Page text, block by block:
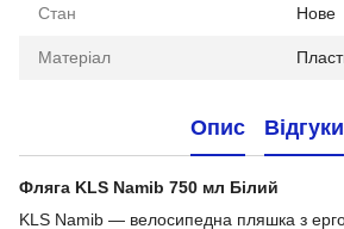
Стан Нове
Матеріал
Опис Відгуки
Фляга KLS Namib 750 мл Білий
KLS Namib — велосипедна пляшка з